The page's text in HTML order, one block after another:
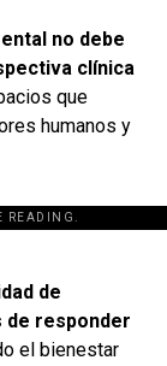
no debe
clínica
que
humanos y
READING.
de
de responder
el bienestar